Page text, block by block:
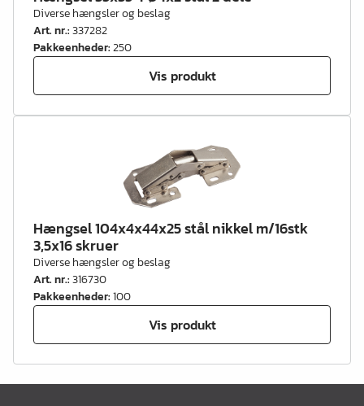
Diverse hængsler og beslag
Art. nr.:337282
Pakkeenheder:250
Vis produkt
Hængsel 104x4x44x25 stål nikkel m/16stk
3,5x16 skruer
Diverse hængsler og beslag
Art. nr.:316730
Pakkeenheder:100
Vis produkt